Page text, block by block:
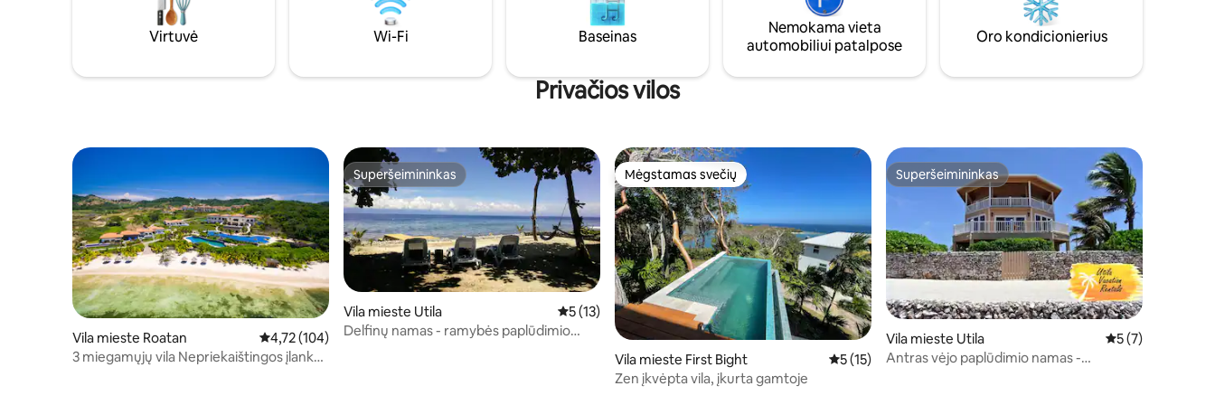
atsipalaidavimui. Atraskite smėlio
pakrantes arba pasinerkite į povandeninę
ekskursiją. Pasinerkite į nepamirštamą
grupei.
svetainės galėsite mėgautis privačiu
begalybės baseinu, esančiu priešais
nepamirštamą foną.
kokteiliais erdvioje terasoje.
Virtuvė Wi-Fi Baseinas
Nemokama vieta
automobiliui patalpose
Oro kondicionierius
Privačios vilos
Vila mieste Roatan Vidutinis įvertinimas: 4,72 iš 5, atsiliepimų: 104
4,72 (104)
3 miegamųjų vila Nepriekaištingos įlankos
Superšeimininkas
Superšeimininkas
Vila mieste Utila Vidutinis įvertinimas: 5 iš 5, atsiliepimų: 13
5 (13)
Delfinų namas - ramybės paplūdimio
Mėgstamas svečių
Mėgstamas svečių
Vila mieste First Bight Vidutinis įvertinimas: 5 iš 5, atsiliepimų: 15
5 (15)
Zen įkvėpta vila, įkurta gamtoje
Superšeimininkas
Superšeimininkas
Vila mieste Utila Vidutinis
5 (7)
Antras vėjo paplūdimio namas -